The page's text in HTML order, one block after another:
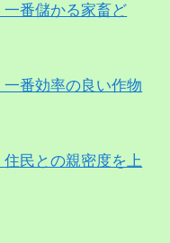
番儲かる家畜ど
番効率の良い作物
民との親密度を上